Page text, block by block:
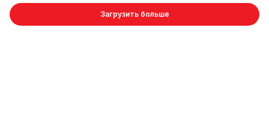
Загрузить больше